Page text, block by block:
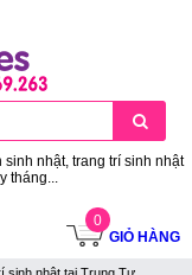
nhật, trang trí sinh nhật
tháng...
0
GIỎ HÀNG